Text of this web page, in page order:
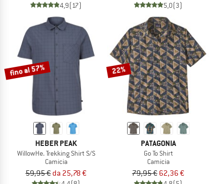
4,9(17) 5,0(3)
fino al 57%
HEBER PEAK
WillowHe. Trekking Shirt S/S
Camicia
59,95 € da 25,78 €
22%
PATAGONIA
Go To Shirt
Camicia
79,95 € 62,36 €